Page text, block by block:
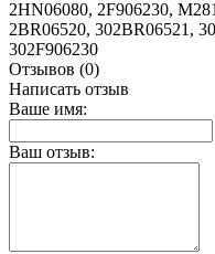
2HN06080, 2F906230,
2BR06520, 302BR06521,
302F906230
Отзывов (0)
Написать отзыв
Ваше имя:
Ваш отзыв: